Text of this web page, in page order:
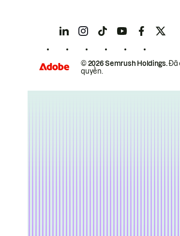
© 2026 Semrush Holdings.Đã
quyền.